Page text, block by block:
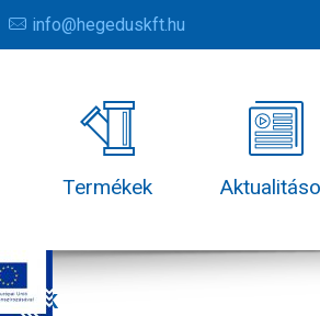
info@hegeduskft.hu
Termékek